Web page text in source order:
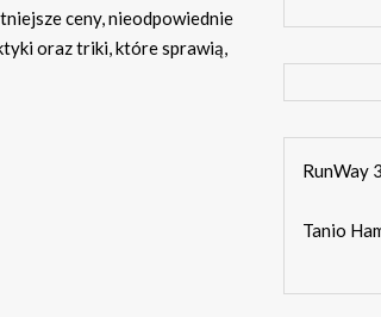
ceny, nieodpowiednie
oraz triki, które sprawią,
RunWay
Tanio